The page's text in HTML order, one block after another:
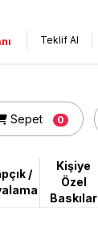
Teklif Al
Sepet
Sepet 0
/
Kişiye
Özel
Baskılar